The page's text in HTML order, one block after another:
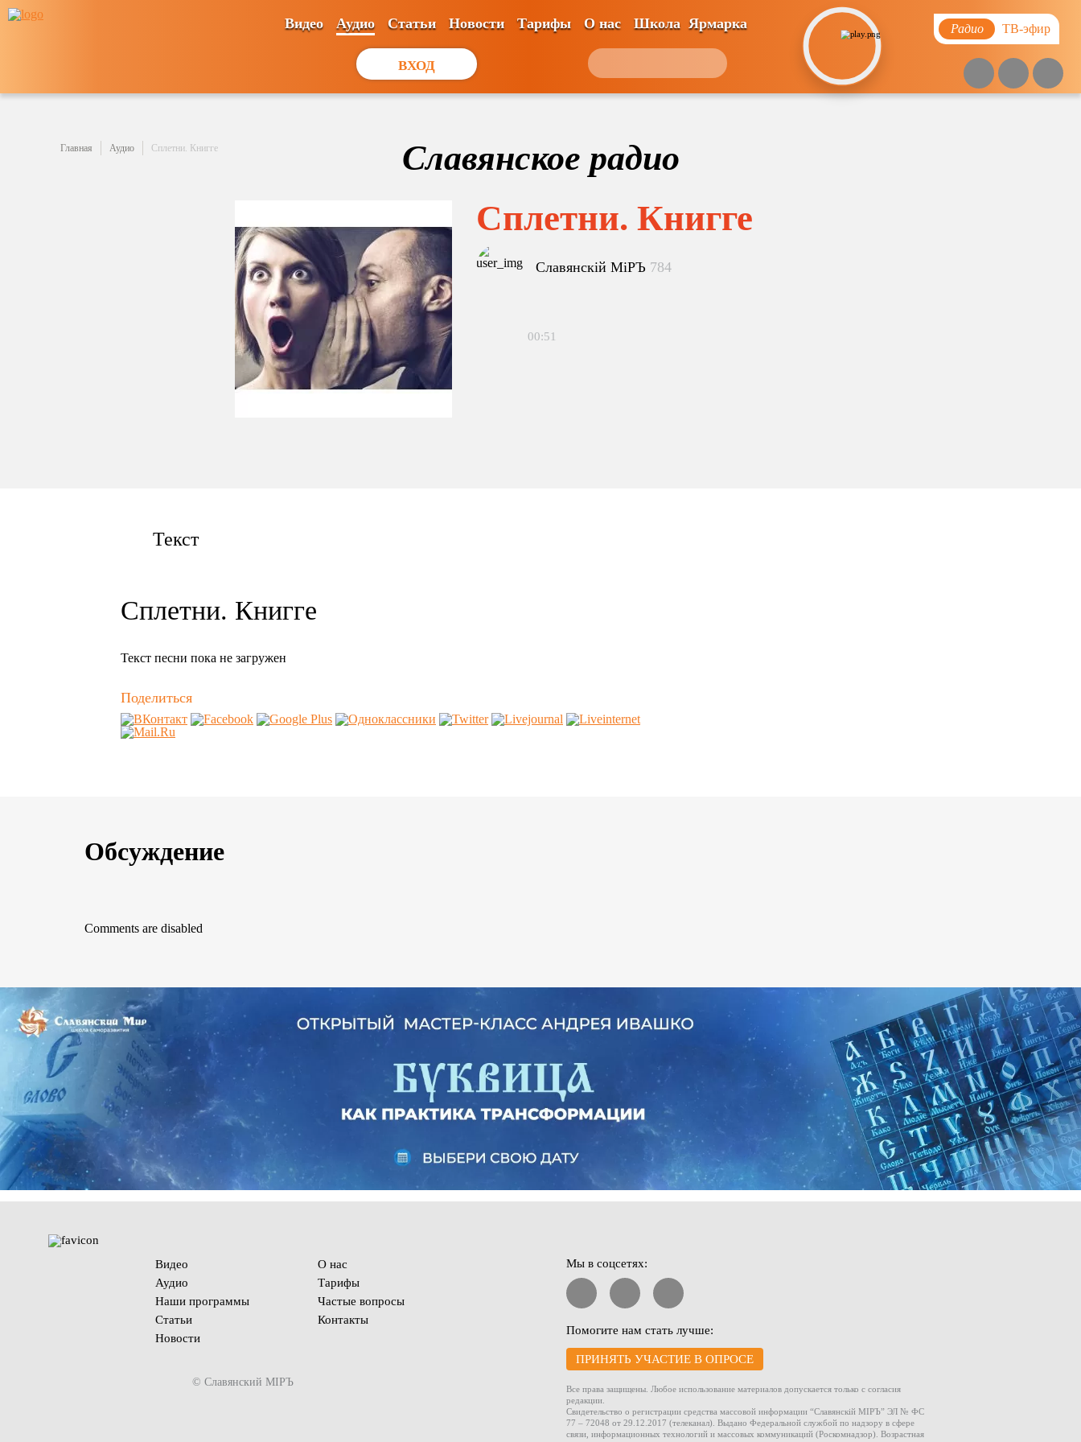
ВХОД
Видео Аудио Статьи Новости Тарифы О нас Школа Ярмарка Радио ТВ-эфир
Главная Аудио Сплетни. Книгге Славянское радио
Сплетни. Книгге
Славянскiй МiРЪ 784
00:51
Текст
Сплетни. Книгге
Текст песни пока не загружен
Поделиться
Обсуждение
Comments are disabled
Видео
Аудио
Наши программы
Статьи
Новости
О нас
Тарифы
Частые вопросы
Контакты
© Славянский МIРЪ
Мы в соцсетях:
Помогите нам стать лучше:
ПРИНЯТЬ УЧАСТИЕ В ОПРОСЕ
Все права защищены. Любое использование материалов допускается только с согласия
редакции.
Свидетельство о регистрации средства массовой информации “Славянскiй МIРЪ” ЭЛ № ФС
77 – 72048 от 29.12.2017 (телеканал). Выдано Федеральной службой по надзору в сфере
связи, информационных технологий и массовых коммуникаций (Роскомнадзор). Возрастная